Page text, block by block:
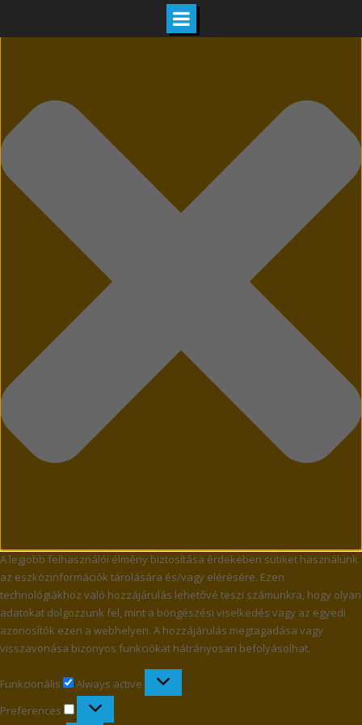
A legjobb felhasználói élmény biztosítása érdekében sütiket használunk
az eszközinformációk tárolására és/vagy elérésére. Ezen
technológiákhoz való hozzájárulás lehetővé teszi számunkra, hogy olyan
adatokat dolgozzunk fel, mint a böngészési viselkedés vagy az egyedi
azonosítók ezen a webhelyen. A hozzájárulás megtagadása vagy
visszavonása bizonyos funkciókat hátrányosan befolyásolhat.
Funkcionális Funkcionális
Always active
Preferences
Preferences